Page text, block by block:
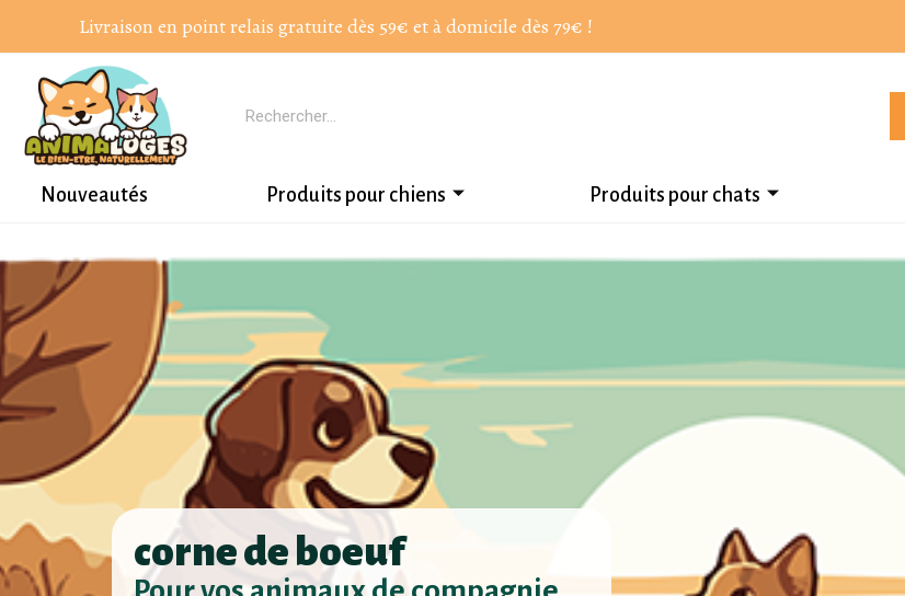
Livraison en point relais gratuite dès 59€ et à domicile dès 79€ !
Nouveautés Produits pour chiens Produits pour chats
corne de boeuf